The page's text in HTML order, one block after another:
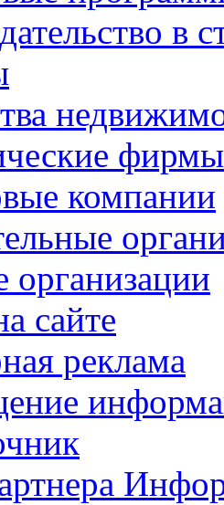
в
фирмы
компании
организации
сайте
реклама